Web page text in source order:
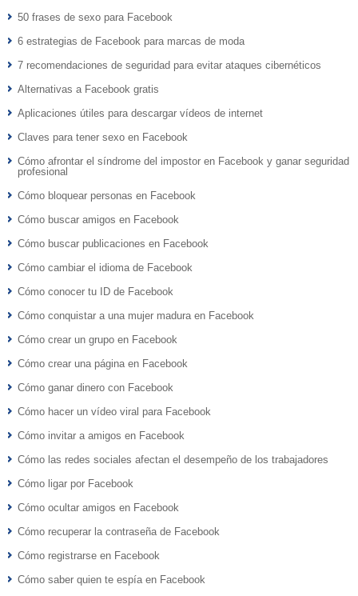
50 frases de sexo para Facebook
6 estrategias de Facebook para marcas de moda
7 recomendaciones de seguridad para evitar ataques cibernéticos
Alternativas a Facebook gratis
Aplicaciones útiles para descargar vídeos de internet
Claves para tener sexo en Facebook
Cómo afrontar el síndrome del impostor en Facebook y ganar seguridad
profesional
Cómo bloquear personas en Facebook
Cómo buscar amigos en Facebook
Cómo buscar publicaciones en Facebook
Cómo cambiar el idioma de Facebook
Cómo conocer tu ID de Facebook
Cómo conquistar a una mujer madura en Facebook
Cómo crear un grupo en Facebook
Cómo crear una página en Facebook
Cómo ganar dinero con Facebook
Cómo hacer un vídeo viral para Facebook
Cómo invitar a amigos en Facebook
Cómo las redes sociales afectan el desempeño de los trabajadores
Cómo ligar por Facebook
Cómo ocultar amigos en Facebook
Cómo recuperar la contraseña de Facebook
Cómo registrarse en Facebook
Cómo saber quien te espía en Facebook